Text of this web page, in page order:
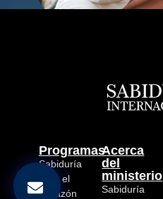
Programas
Sabiduría
para el
Corazón
Acerca
del
ministerio
Sabiduría